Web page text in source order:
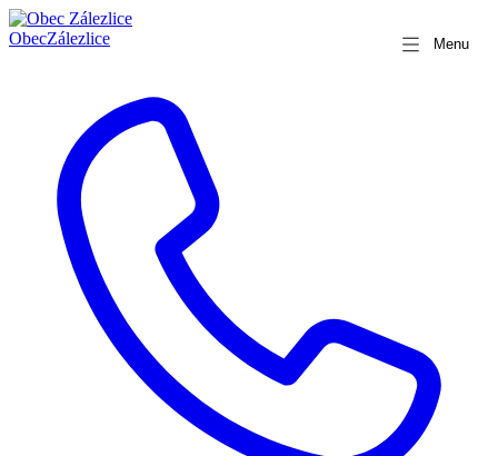
Menu
ObecZálezlice